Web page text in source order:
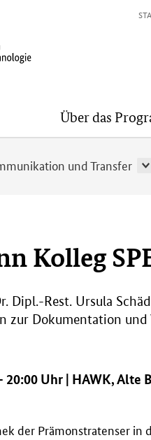
Über das
und Transfer
Kolleg
Dipl.-Rest. Ursula
zur Dokumentation
20:00 Uhr | HAWK,
der Prämonstratenser in